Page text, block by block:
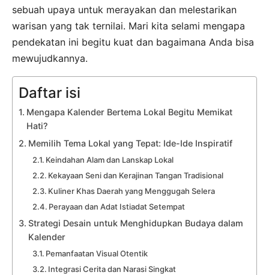
sebuah upaya untuk merayakan dan melestarikan
warisan yang tak ternilai. Mari kita selami mengapa
pendekatan ini begitu kuat dan bagaimana Anda bisa
mewujudkannya.
Daftar isi
Mengapa Kalender Bertema Lokal Begitu Memikat
Hati?
Memilih Tema Lokal yang Tepat: Ide-Ide Inspiratif
Keindahan Alam dan Lanskap Lokal
Kekayaan Seni dan Kerajinan Tangan Tradisional
Kuliner Khas Daerah yang Menggugah Selera
Perayaan dan Adat Istiadat Setempat
Strategi Desain untuk Menghidupkan Budaya dalam
Kalender
Pemanfaatan Visual Otentik
Integrasi Cerita dan Narasi Singkat